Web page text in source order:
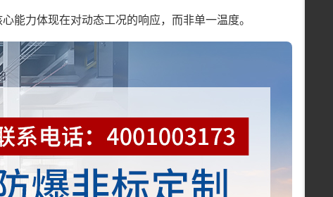
能力体现在对动态工况的响应，而非单一温度。